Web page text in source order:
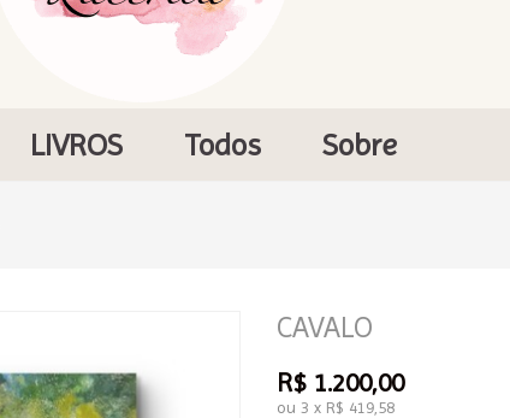
LIVROS Todos Sobre
CAVALO
R$ 1.200,00
ou 3 x R$ 419,58